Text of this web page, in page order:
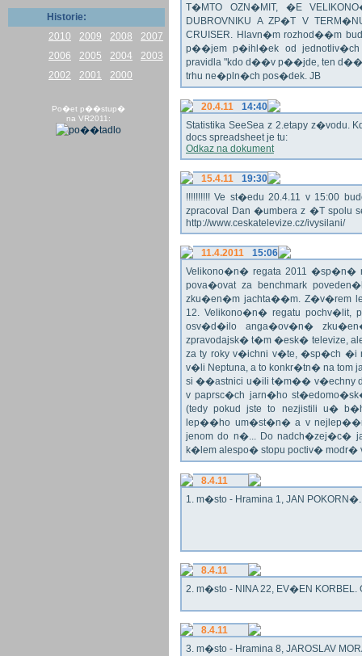
Historie:
2010
2009 2008
2007
2006
2005 2004
2003
2002
2001 2000
Po�et p��stup�
na VR2011:
T�MTO OZN�MIT, �E
DUBROVNIKU A ZP�T V
CRUISER. Hlavn�m rozhod��m
p��jem p�ihl�ek od
pravidla "kdo d��v p��jde, ten
trhu ne�pln�ch pos�dek. JB
20.4.11
14:40
Statistika SeeSea z 2.etapy z�vodu.
docs spreadsheet je tu:
Odkaz na dokument
15.4.11
19:30
!!!!!!!!!! Ve st�edu 20.4.11 v 15:00
zpracoval Dan �umbera z �T spolu
http://www.ceskatelevize.cz/ivysilani/
11.4.2011
15:06
Velikono�n� regata 2011 �sp�n�
pova�ovat za benchmark
zku�en�m jachta��m. Z�v�rem
12. Velikono�n� regatu
osv�d�ilo anga�ov�n�
zpravodajsk� t�m �esk� televize,
za ty roky v�ichni v�te, �sp�ch
v�li Neptuna, a to konkr�tn� na tom
si ��astnici u�ili t�m�� v�echny
v paprsc�ch jarn�ho
(tedy pokud jste to nezjistili u�
lep��ho um�st�n� a v
jenom do n�... Do nadch�zej�c�
k�lem alespo� stopu poctiv�
8.4.11
1. m�sto - Hramina 1, JAN
8.4.11
2. m�sto - NINA 22, EV�EN KORBEL.
8.4.11
3. m�sto - Hramina 8, JAROSLAV